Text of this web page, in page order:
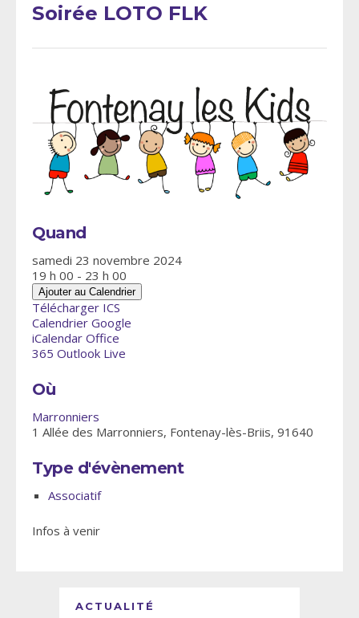
Soirée LOTO FLK
Quand
samedi 23 novembre 2024
19 h 00 - 23 h 00
Ajouter au Calendrier
Télécharger ICS
Calendrier Google
iCalendar Office
365 Outlook Live
Où
Marronniers
1 Allée des Marronniers, Fontenay-lès-Briis, 91640
Type d'évènement
Associatif
Infos à venir
ACTUALITÉ